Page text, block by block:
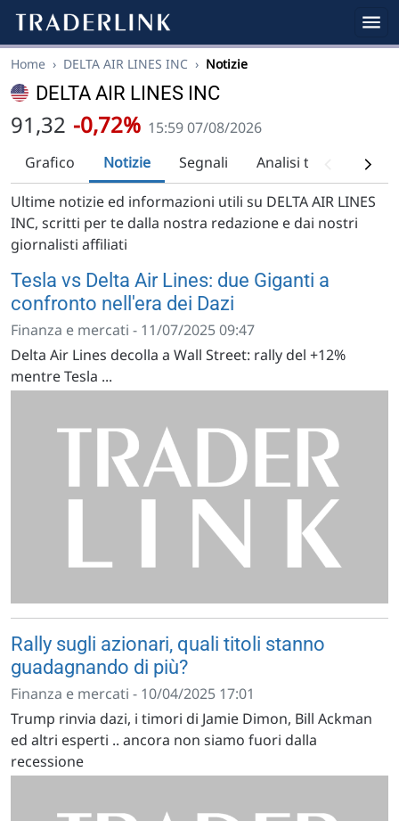
Home › DELTA AIR LINES INC › Notizie
DELTA AIR LINES INC
91,32 -0,72% 15:59 07/08/2026
Grafico
Notizie Segnali Analisi tecnica
Ultime notizie ed informazioni utili su DELTA AIR LINES
INC, scritti per te dalla nostra redazione e dai nostri
giornalisti affiliati
Tesla vs Delta Air Lines: due Giganti a
confronto nell'era dei Dazi
Finanza e mercati - 11/07/2025 09:47
Delta Air Lines decolla a Wall Street: rally del +12%
mentre Tesla ...
Rally sugli azionari, quali titoli stanno
guadagnando di più?
Finanza e mercati - 10/04/2025 17:01
Trump rinvia dazi, i timori di Jamie Dimon, Bill Ackman
ed altri esperti .. ancora non siamo fuori dalla
recessione